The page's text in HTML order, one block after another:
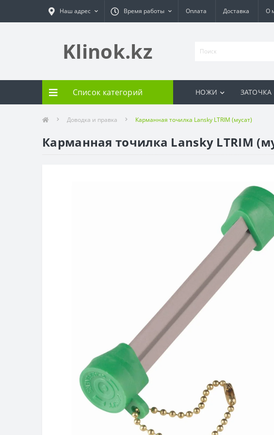
Наш адрес Время работы Оплата Доставка О
Klinok.kz
Список категорий НОЖИ ЗАТОЧКА
Доводка и правка Карманная точилка Lansky LTRIM (мусат)
Карманная точилка Lansky LTRIM